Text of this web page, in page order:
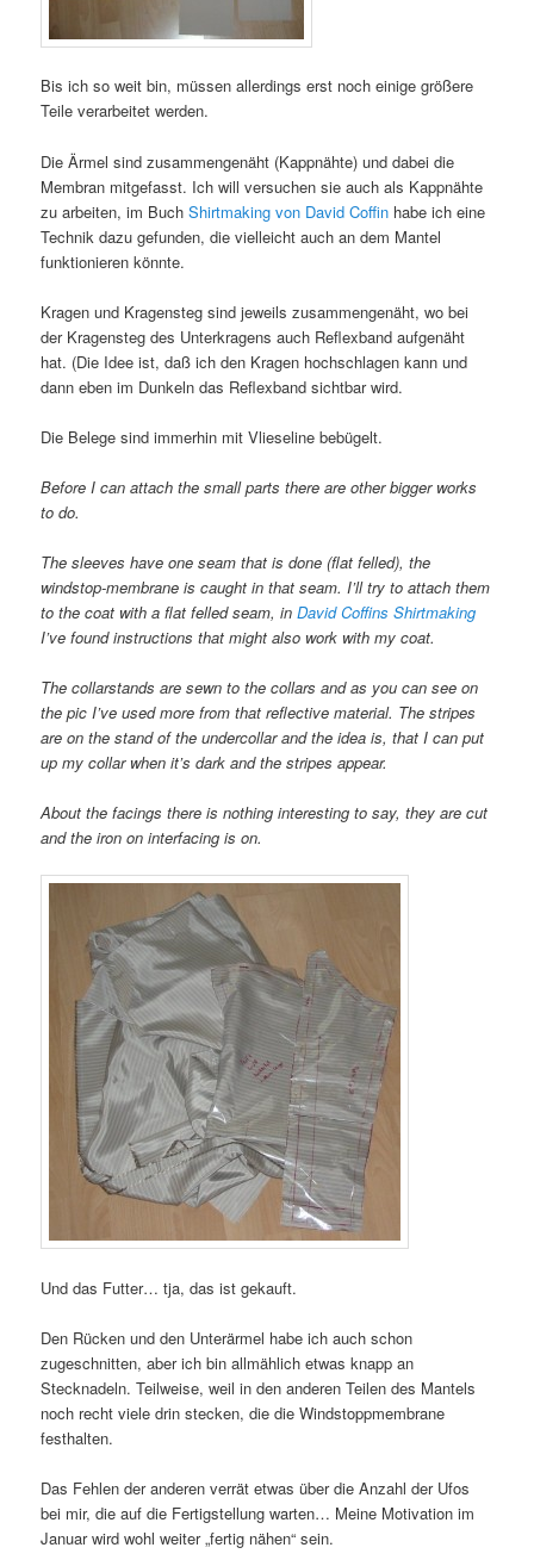
Bis ich so weit bin, müssen allerdings erst noch einige größere
Teile verarbeitet werden.
Die Ärmel sind zusammengenäht (Kappnähte) und dabei die
Membran mitgefasst. Ich will versuchen sie auch als Kappnähte
zu arbeiten, im BuchShirtmaking von David Coffin habe ich eine
Technik dazu gefunden, die vielleicht auch an dem Mantel
funktionieren könnte.
Kragen und Kragensteg sind jeweils zusammengenäht, wo bei
der Kragensteg des Unterkragens auch Reflexband aufgenäht
hat. (Die Idee ist, daß ich den Kragen hochschlagen kann und
dann eben im Dunkeln das Reflexband sichtbar wird.
Die Belege sind immerhin mit Vlieseline bebügelt.
Before I can attach the small parts there are other bigger works
to do.
The sleeves have one seam that is done (flat felled), the
windstop-membrane is caught in that seam. I’ll try to attach them
to the coat with a flat felled seam, inDavid Coffins Shirtmaking
I’ve found instructions that might also work with my coat.
The collarstands are sewn to the collars and as you can see on
the pic I’ve used more from that reflective material. The stripes
are on the stand of the undercollar and the idea is, that I can put
up my collar when it’s dark and the stripes appear.
About the facings there is nothing interesting to say, they are cut
and the iron on interfacing is on.
Und das Futter… tja, das ist gekauft.
Den Rücken und den Unterärmel habe ich auch schon
zugeschnitten, aber ich bin allmählich etwas knapp an
Stecknadeln. Teilweise, weil in den anderen Teilen des Mantels
noch recht viele drin stecken, die die Windstoppmembrane
festhalten.
Das Fehlen der anderen verrät etwas über die Anzahl der Ufos
bei mir, die auf die Fertigstellung warten… Meine Motivation im
Januar wird wohl weiter „fertig nähen“ sein.